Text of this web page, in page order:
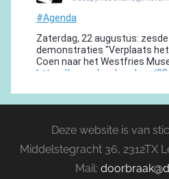
Deze website is van
Middelstegracht 36, 2312TX
Mail: